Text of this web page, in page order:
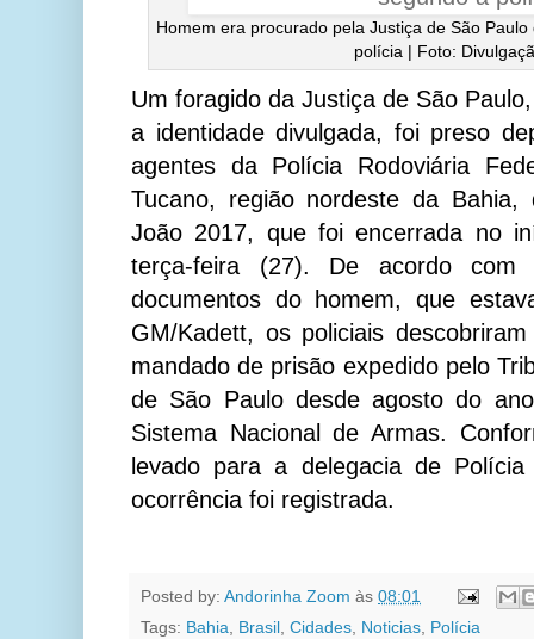
Homem era procurado pela Justiça de São
polícia | Foto:
Um foragido da Justiça de São
a identidade divulgada, foi preso
agentes da Polícia Rodoviária
Tucano, região nordeste da
João 2017, que foi encerrada no
terça-feira (27). De acordo
documentos do homem, que
GM/Kadett, os policiais
mandado de prisão expedido pelo
de São Paulo desde agosto do
Sistema Nacional de Armas.
levado para a delegacia de
ocorrência foi registrada.
Posted by: Andorinha Zoom às 08:01
Tags: Bahia, Brasil , Cidades, Noticias, Polícia